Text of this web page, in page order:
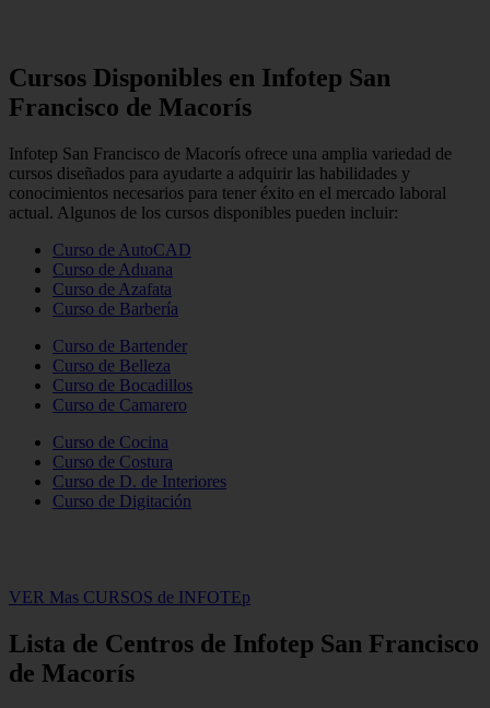
Cursos Disponibles en Infotep San
Francisco de Macorís
Infotep San Francisco de Macorís ofrece una amplia variedad de
cursos diseñados para ayudarte a adquirir las habilidades y
conocimientos necesarios para tener éxito en el mercado laboral
actual. Algunos de los cursos disponibles pueden incluir:
Curso de AutoCAD
Curso de Aduana
Curso de Azafata
Curso de Barbería
Curso de Bartender
Curso de Belleza
Curso de Bocadillos
Curso de Camarero
Curso de Cocina
Curso de Costura
Curso de D. de Interiores
Curso de Digitación
VER Mas CURSOS de INFOTEp
Lista de Centros de Infotep San Francisco
de Macorís